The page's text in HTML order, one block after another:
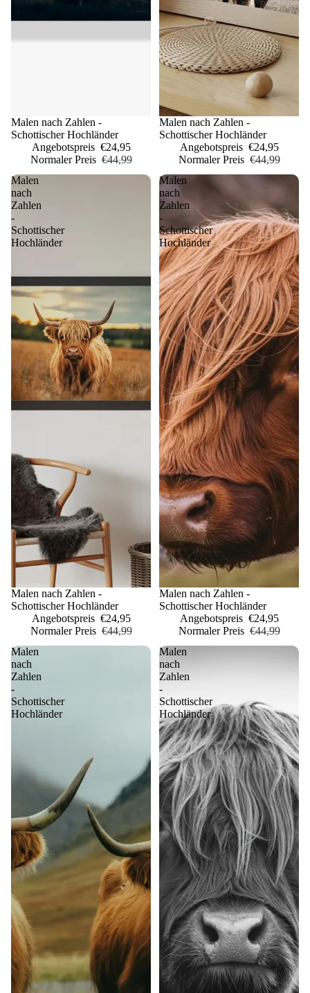
Sale
Malen nach Zahlen -
Schottischer Hochländer
Angebotspreis €24,95
Normaler Preis €44,99
Sale
Malen nach Zahlen -
Schottischer Hochländer
Angebotspreis €24,95
Normaler Preis €44,99
Malen
nach
Zahlen
-
Schottischer
Hochländer
Sale
Malen nach Zahlen -
Schottischer Hochländer
Angebotspreis €24,95
Normaler Preis €44,99
Malen
nach
Zahlen
-
Schottischer
Hochländer
Sale
Malen nach Zahlen -
Schottischer Hochländer
Angebotspreis €24,95
Normaler Preis €44,99
Malen
nach
Zahlen
-
Schottischer
Hochländer
Malen
nach
Zahlen
-
Schottischer
Hochländer